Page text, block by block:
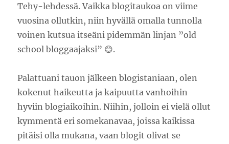
Tehy-lehdessä. Vaikka blogitaukoa on viime
vuosina ollutkin, niin hyvällä omalla tunnolla
voinen kutsua itseäni pidemmän linjan ”old
school bloggaajaksi” 😊.
Palattuani tauon jälkeen blogistaniaan, olen
kokenut haikeutta ja kaipuutta vanhoihin
hyviin blogiaikoihin. Niihin, jolloin ei vielä ollut
kymmentä eri somekanavaa, joissa kaikissa
pitäisi olla mukana, vaan blogit olivat se